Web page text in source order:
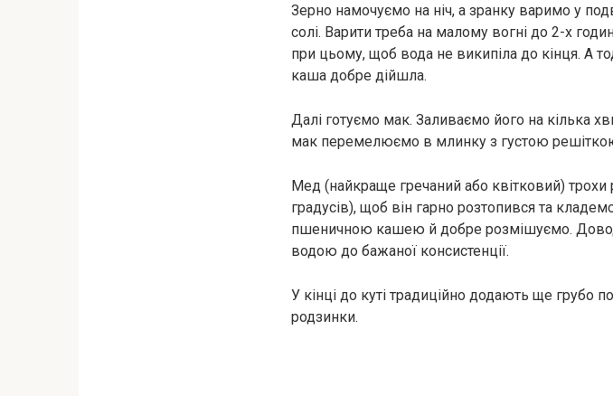
Зерно намочуємо на ніч, а зранку варимо у
солі. Варити треба на малому вогні до 2-х
при цьому, щоб вода не википіла до кінця. А
каша добре дійшла.
Далі готуємо мак. Заливаємо його на кілька
мак перемелюємо в млинку з густою
Мед (найкраще гречаний або квітковий) трохи
градусів), щоб він гарно розтопився та
пшеничною кашею й добре розмішуємо.
водою до бажаної консистенції.
У кінці до куті традиційно додають ще грубо
родзинки.